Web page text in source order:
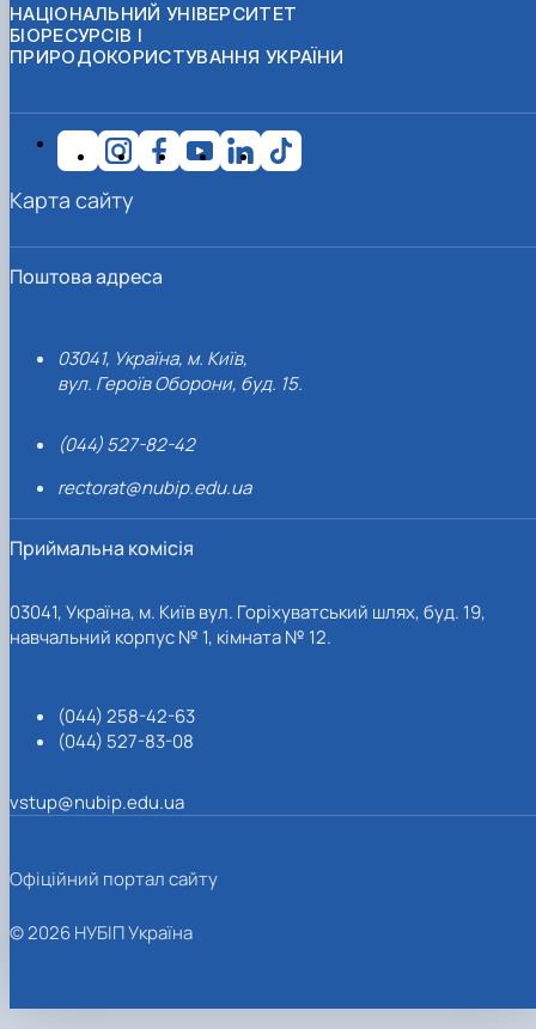
НАЦІОНАЛЬНИЙ УНІВЕРСИТЕТ
БІОРЕСУРСІВ І
ПРИРОДОКОРИСТУВАННЯ УКРАЇНИ
Поштова адреса
03041, Україна, м. Київ,
вул. Героїв Оборони, буд. 15.
(044) 527-82-42
rectorat@nubip.edu.ua
Приймальна комісія
03041, Україна, м. Київ вул. Горіхуватський шлях, буд. 19,
навчальний корпус № 1, кімната № 12.
(044) 258-42-63
(044) 527-83-08
vstup@nubip.edu.ua
Карта сайту
Офіційний портал сайту
© 2026 НУБІП Україна